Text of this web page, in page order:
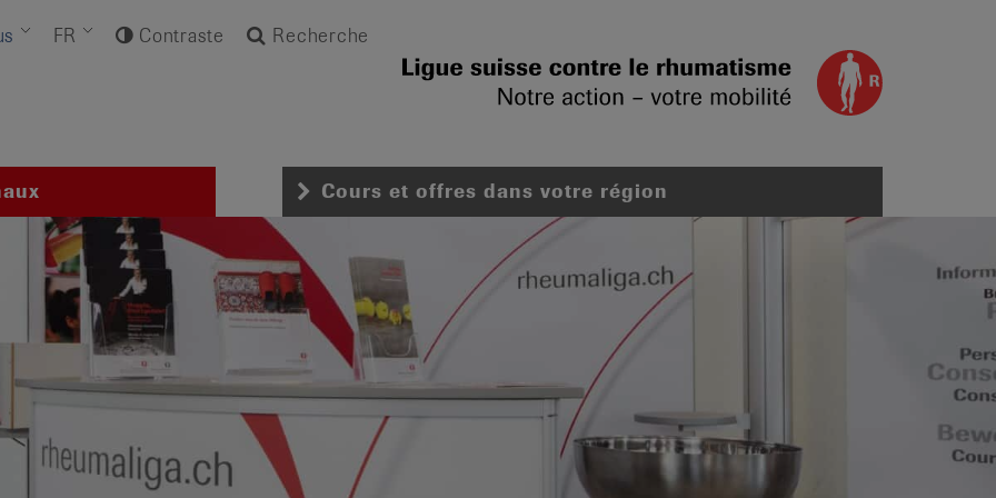
FR Contraste Recherche
Cours et offres dans votre région